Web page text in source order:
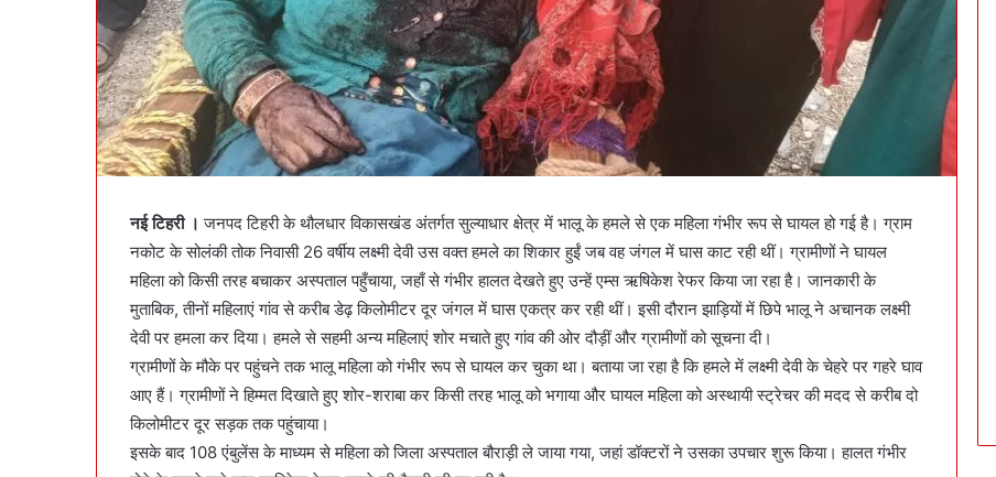
नई टिहरी । जनपद टिहरी के थौलधार विकासखंड अंतर्गत सुल्याधार क्षेत्र में भालू के हमले से एक महिला गंभीर रूप से घायल हो गई है। ग्राम
नकोट के सोलंकी तोक निवासी 26 वर्षीय लक्ष्मी देवी उस वक्त हमले का शिकार हुईं जब वह जंगल में घास काट रही थीं। ग्रामीणों ने घायल
महिला को किसी तरह बचाकर अस्पताल पहुँचाया, जहाँ से गंभीर हालत देखते हुए उन्हें एम्स ऋषिकेश रेफर किया जा रहा है। जानकारी के
मुताबिक, तीनों महिलाएं गांव से करीब डेढ़ किलोमीटर दूर जंगल में घास एकत्र कर रही थीं। इसी दौरान झाड़ियों में छिपे भालू ने अचानक लक्ष्मी
देवी पर हमला कर दिया। हमले से सहमी अन्य महिलाएं शोर मचाते हुए गांव की ओर दौड़ीं और ग्रामीणों को सूचना दी।
ग्रामीणों के मौके पर पहुंचने तक भालू महिला को गंभीर रूप से घायल कर चुका था। बताया जा रहा है कि हमले में लक्ष्मी देवी के चेहरे पर गहरे घाव
आए हैं। ग्रामीणों ने हिम्मत दिखाते हुए शोर-शराबा कर किसी तरह भालू को भगाया और घायल महिला को अस्थायी स्ट्रेचर की मदद से करीब दो
किलोमीटर दूर सड़क तक पहुंचाया।
इसके बाद 108 एंबुलेंस के माध्यम से महिला को जिला अस्पताल बौराड़ी ले जाया गया, जहां डॉक्टरों ने उसका उपचार शुरू किया। हालत गंभीर